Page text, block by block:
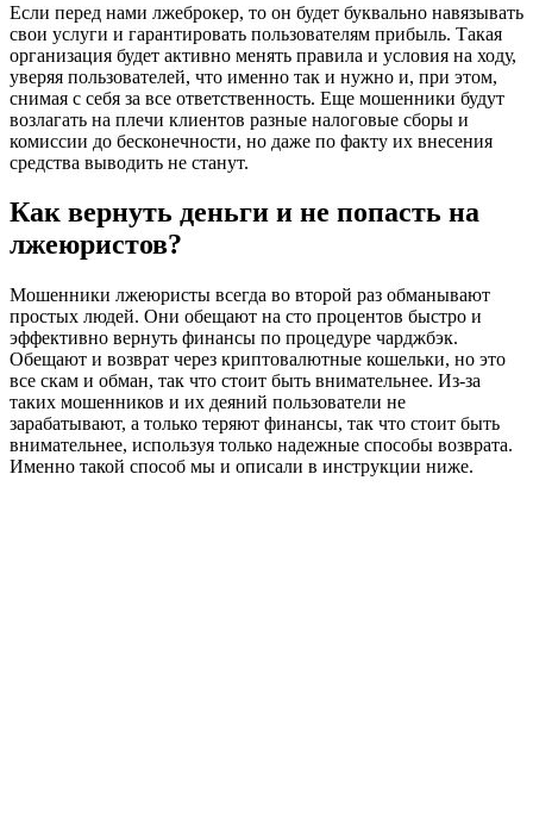
Если перед нами лжеброкер, то он будет буквально навязывать
свои услуги и гарантировать пользователям прибыль. Такая
организация будет активно менять правила и условия на ходу,
уверяя пользователей, что именно так и нужно и, при этом,
снимая с себя за все ответственность. Еще мошенники будут
возлагать на плечи клиентов разные налоговые сборы и
комиссии до бесконечности, но даже по факту их внесения
средства выводить не станут.
Как вернуть деньги и не попасть на
лжеюристов?
Мошенники лжеюристы всегда во второй раз обманывают
простых людей. Они обещают на сто процентов быстро и
эффективно вернуть финансы по процедуре чарджбэк.
Обещают и возврат через криптовалютные кошельки, но это
все скам и обман, так что стоит быть внимательнее. Из-за
таких мошенников и их деяний пользователи не
зарабатывают, а только теряют финансы, так что стоит быть
внимательнее, используя только надежные способы возврата.
Именно такой способ мы и описали в инструкции ниже.